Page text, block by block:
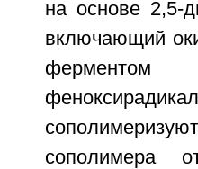
на основе 2,5-
включающий
сополимера